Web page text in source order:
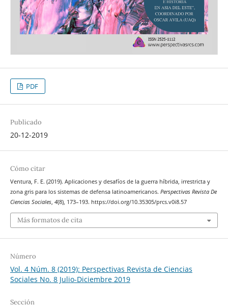
PDF
Publicado
20-12-2019
Cómo citar
Ventura, F. E. (2019). Aplicaciones y desafíos de la guerra híbrida, irrestricta y
zona gris para los sistemas de defensa latinoamericanos. Perspectivas Revista De
Ciencias Sociales, 4(8), 173–193. https://doi.org/10.35305/prcs.v0i8.57
Más formatos de cita
Número
Vol. 4 Núm. 8 (2019): Perspectivas Revista de Ciencias
Sociales No. 8 Julio-Diciembre 2019
Sección